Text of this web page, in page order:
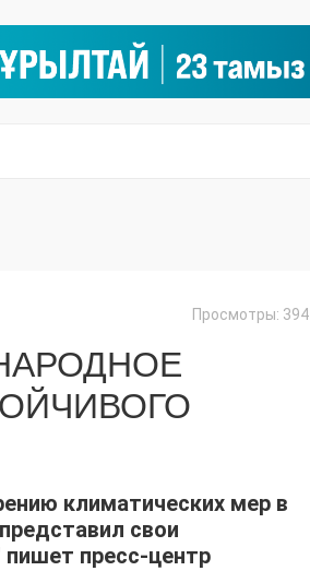
Просмотры: 394
климатических мер в
свои
пресс-центр